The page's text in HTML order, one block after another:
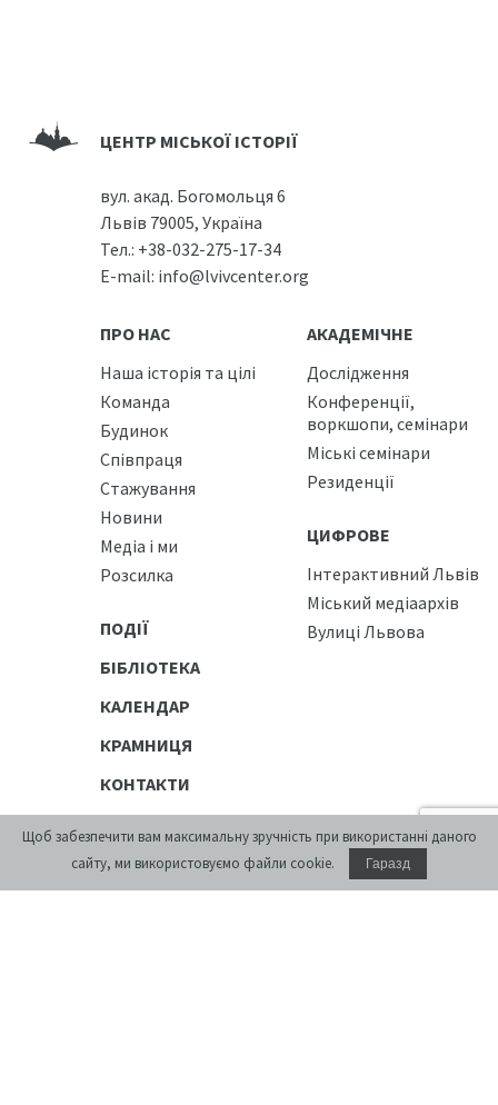
ЦЕНТР МІСЬКОЇ ІСТОРІЇ
вул. акад. Богомольця 6
Львів 79005, Україна
Тел.: +38-032-275-17-34
E-mail: info@lvivcenter.org
ПРО НАС
Наша історія та цілі
Команда
Будинок
Співпраця
Стажування
Новини
Медіа і ми
Розсилка
ПОДІЇ
БІБЛІОТЕКА
КАЛЕНДАР
КРАМНИЦЯ
КОНТАКТИ
АКАДЕМІЧНЕ
Дослідження
Конференції,
воркшопи, семінари
Міські семінари
Резиденції
ЦИФРОВЕ
Інтерактивний Львів
Міський медіаархів
Вулиці Львова
ПУБЛІЧНЕ
Щоб забезпечити вам максимальну зручність при використанні даного
сайту, ми використовуємо файли cookie.
Гаразд